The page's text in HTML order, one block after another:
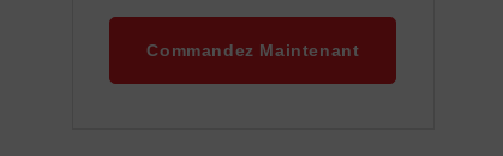
Commandez Maintenant